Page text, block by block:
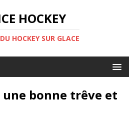
HOCKEY
HOCKEY SUR GLACE
une bonne trêve et